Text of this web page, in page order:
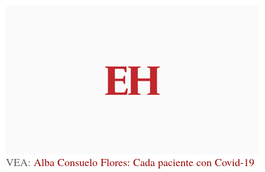
VEA: Alba Consuelo Flores: Cada paciente con Covid-19